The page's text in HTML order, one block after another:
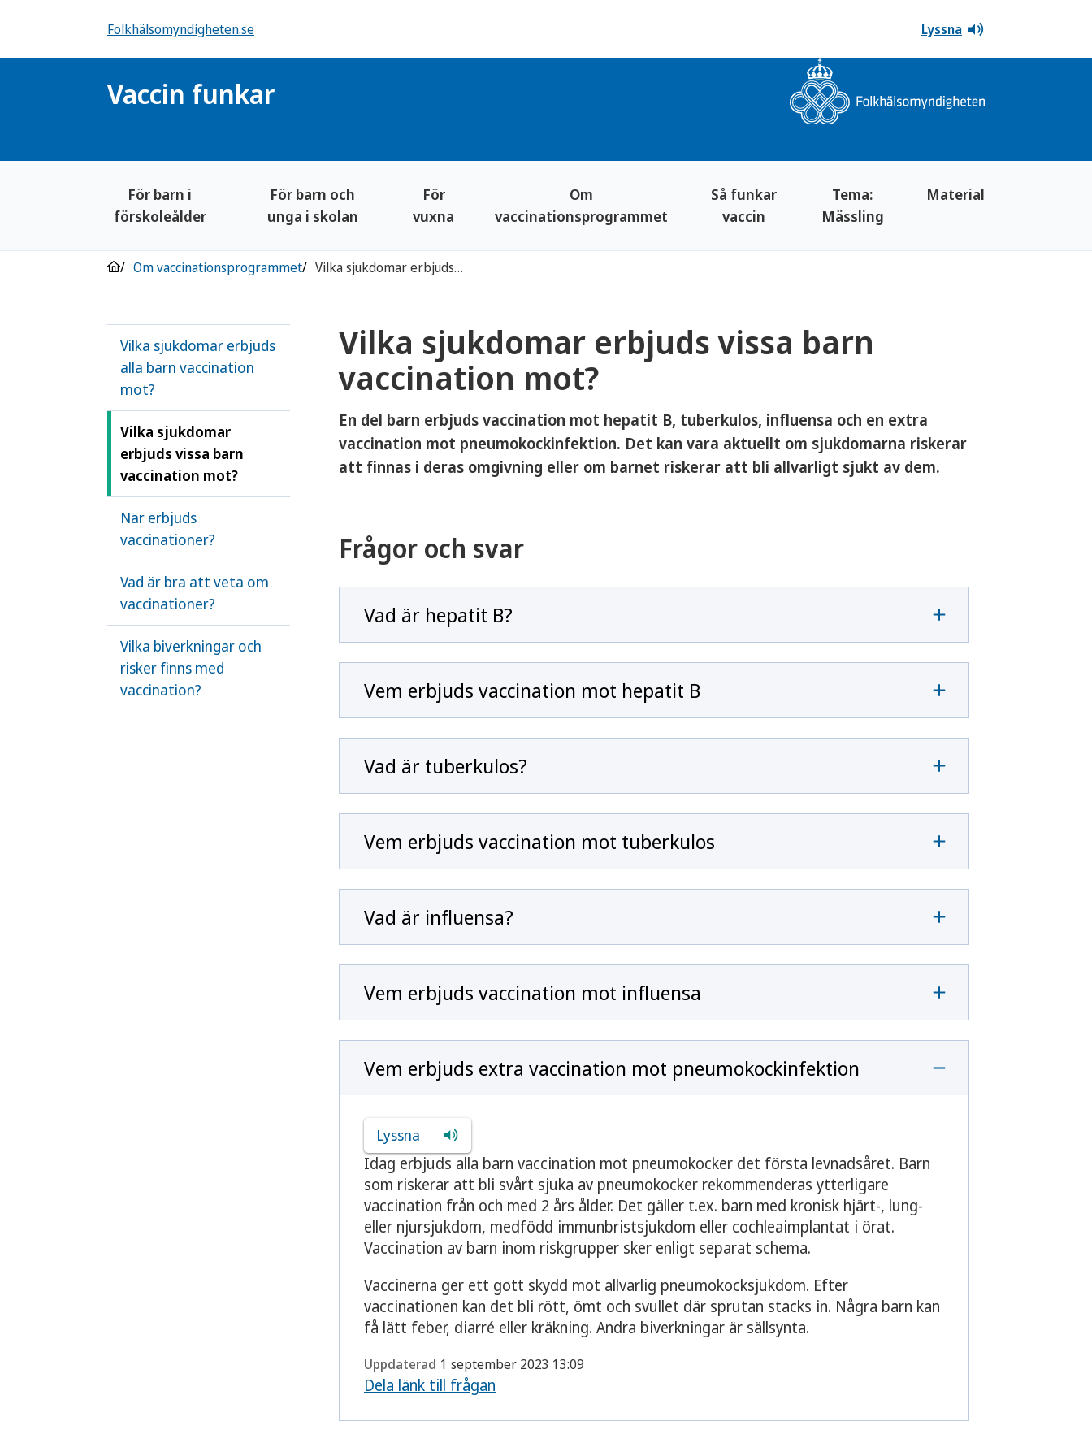
Folkhälsomyndigheten.se Lyssna
Vaccin funkar
För barn i
förskoleålder
För barn och
unga i skolan
För
vuxna
Om
vaccinationsprogrammet
Så funkar
vaccin
Tema:
Mässling
Material
Om vaccinationsprogrammet Vilka sjukdomar erbjuds vissa barn vaccination mot?
Vilka sjukdomar erbjuds
alla barn vaccination
mot?
Vilka sjukdomar
erbjuds vissa barn
vaccination mot?
När erbjuds
vaccinationer?
Vad är bra att veta om
vaccinationer?
Vilka biverkningar och
risker finns med
vaccination?
Vilka sjukdomar erbjuds vissa barn
vaccination mot?
En del barn erbjuds vaccination mot hepatit B, tuberkulos, influensa och en extra
vaccination mot pneumokockinfektion. Det kan vara aktuellt om sjukdomarna riskerar
att finnas i deras omgivning eller om barnet riskerar att bli allvarligt sjukt av dem.
Frågor och svar
Vad är hepatit B?
Vem erbjuds vaccination mot hepatit B
Vad är tuberkulos?
Vem erbjuds vaccination mot tuberkulos
Vad är influensa?
Vem erbjuds vaccination mot influensa
Vem erbjuds extra vaccination mot pneumokockinfektion
Lyssna
Idag erbjuds alla barn vaccination mot pneumokocker det första levnadsåret. Barn
som riskerar att bli svårt sjuka av pneumokocker rekommenderas ytterligare
vaccination från och med 2 års ålder. Det gäller t.ex. barn med kronisk hjärt-, lung-
eller njursjukdom, medfödd immunbristsjukdom eller cochleaimplantat i örat.
Vaccination av barn inom riskgrupper sker enligt separat schema.
Vaccinerna ger ett gott skydd mot allvarlig pneumokocksjukdom. Efter
vaccinationen kan det bli rött, ömt och svullet där sprutan stacks in. Några barn kan
få lätt feber, diarré eller kräkning. Andra biverkningar är sällsynta.
Uppdaterad 1 september 2023 13:09
Dela länk till frågan